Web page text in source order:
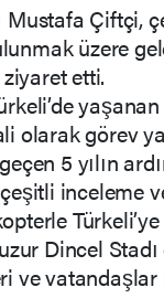
Mustafa Çiftçi,
üzere
etti.
olarak görev
5 yılın
inceleme
Dincel
ve vatandaşlar